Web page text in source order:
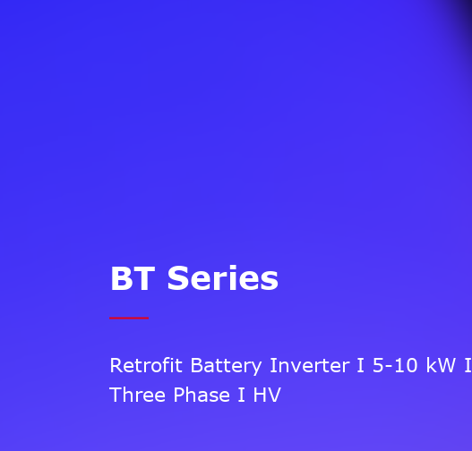
BT Series
Retrofit Battery Inverter I 5-10 kW I
Three Phase I HV